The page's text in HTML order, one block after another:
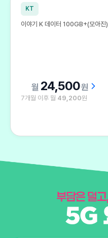
KT
이야기 K 데이터 100GB+(모아진)
24,500원
7개월 이후 월 49,200원